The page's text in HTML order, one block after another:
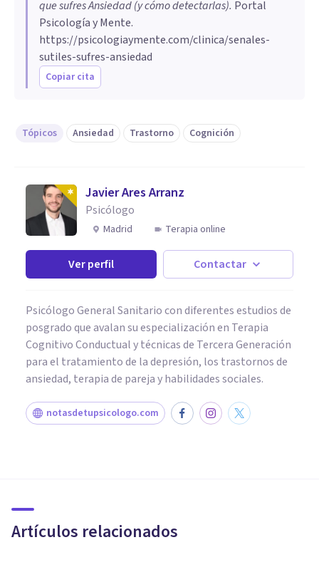
que sufres Ansiedad (y cómo detectarlas). Portal
Psicología y Mente.
https://psicologiaymente.com/clinica/senales-
sutiles-sufres-ansiedad
Copiar cita
Tópicos Ansiedad Trastorno Cognición
Javier Ares Arranz
Psicólogo
Madrid Terapia online
Ver perfil Contactar
Psicólogo General Sanitario con diferentes estudios de
posgrado que avalan su especialización en Terapia
Cognitivo Conductual y técnicas de Tercera Generación
para el tratamiento de la depresión, los trastornos de
ansiedad, terapia de pareja y habilidades sociales.
notasdetupsicologo.com
Artículos relacionados
pensamientos obsesivos